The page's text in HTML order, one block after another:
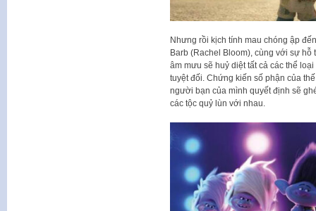
Nhưng rồi kịch tính mau chóng ập
Barb (Rachel Bloom), cùng với sự
âm mưu sẽ huỷ diệt tất cả các thể
tuyệt đối. Chứng kiến số phận của
người bạn của mình quyết định sẽ
các tộc quỷ lùn với nhau.